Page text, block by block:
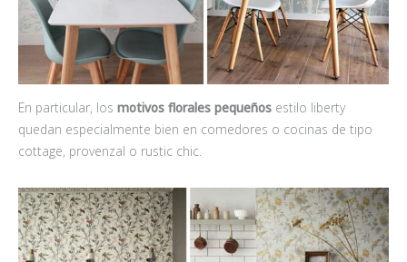
En particular, los motivos florales pequeños estilo liberty
quedan especialmente bien en comedores o cocinas de tipo
cottage, provenzal o rustic chic.